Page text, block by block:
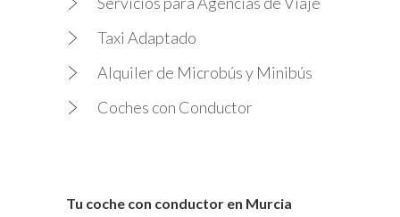
Taxi Adaptado
Alquiler de Microbús y Minibús
Coches con Conductor
Tu coche con conductor en Murcia